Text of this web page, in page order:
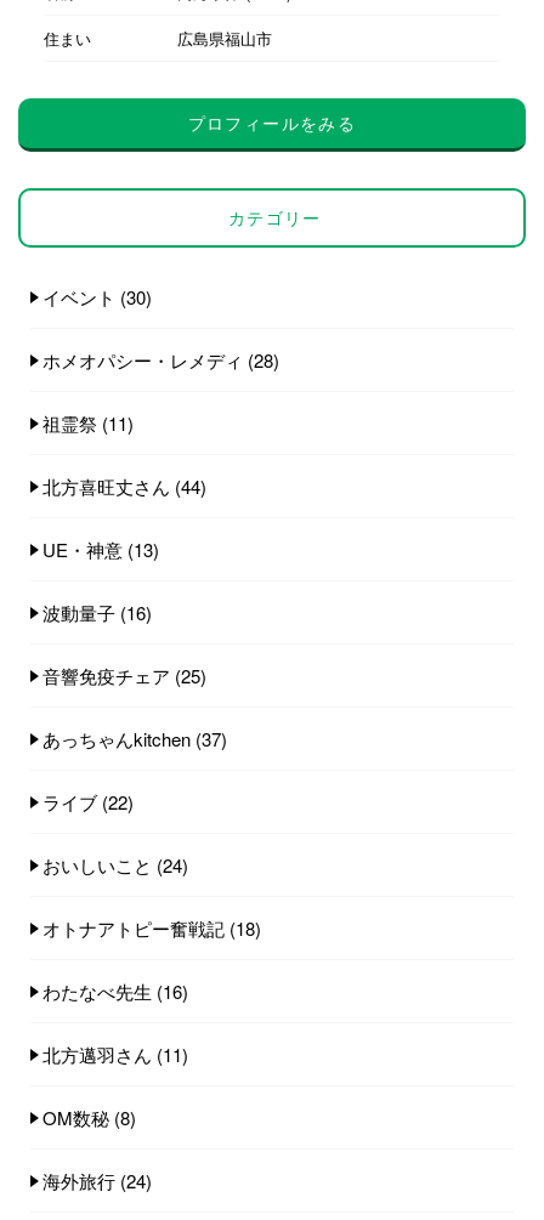
住まい
広島県福山市
プロフィールをみる
カテゴリー
イベント (30)
ホメオパシー・レメディ (28)
祖霊祭 (11)
北方喜旺丈さん (44)
UE・神意 (13)
波動量子 (16)
音響免疫チェア (25)
あっちゃんkitchen (37)
ライブ (22)
おいしいこと (24)
オトナアトピー奮戦記 (18)
わたなべ先生 (16)
北方邁羽さん (11)
OM数秘 (8)
海外旅行 (24)